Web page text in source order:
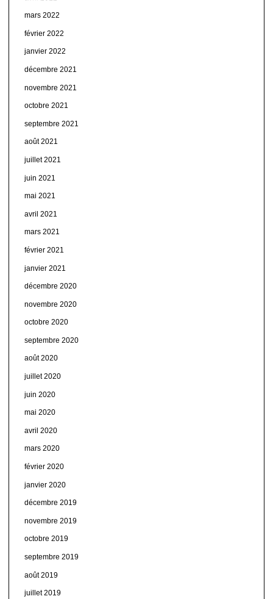
mars 2022
février 2022
janvier 2022
décembre 2021
novembre 2021
octobre 2021
septembre 2021
août 2021
juillet 2021
juin 2021
mai 2021
avril 2021
mars 2021
février 2021
janvier 2021
décembre 2020
novembre 2020
octobre 2020
septembre 2020
août 2020
juillet 2020
juin 2020
mai 2020
avril 2020
mars 2020
février 2020
janvier 2020
décembre 2019
novembre 2019
octobre 2019
septembre 2019
août 2019
juillet 2019